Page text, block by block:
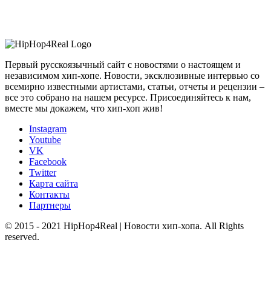
Первый русскоязычный сайт с новостями о настоящем и
независимом хип-хопе. Новости, эксклюзивные интервью со
всемирно известными артистами, статьи, отчеты и рецензии –
все это собрано на нашем ресурсе. Присоединяйтесь к нам,
вместе мы докажем, что хип-хоп жив!
Instagram
Youtube
VK
Facebook
Twitter
Карта сайта
Контакты
Партнеры
© 2015 - 2021 HipHop4Real | Новости хип-хопа. All Rights
reserved.